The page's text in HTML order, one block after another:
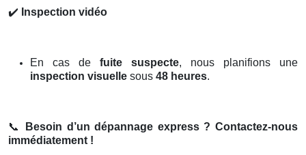
✔️ Inspection vidéo
En cas de fuite suspecte, nous planifions une
inspection visuelle sous 48 heures.
📞
Besoin d’un dépannage express ? Contactez-nous
immédiatement !